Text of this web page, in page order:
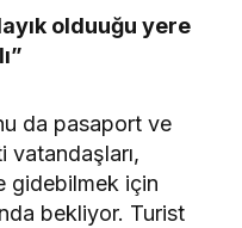
olduuğu yere
da pasaport ve
vatandaşları,
gidebilmek için
bekliyor. Turist